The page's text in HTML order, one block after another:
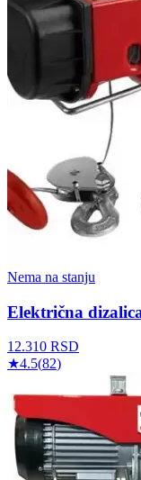
Nema na stanju
Električna
12.310 RSD
★4.5(82)